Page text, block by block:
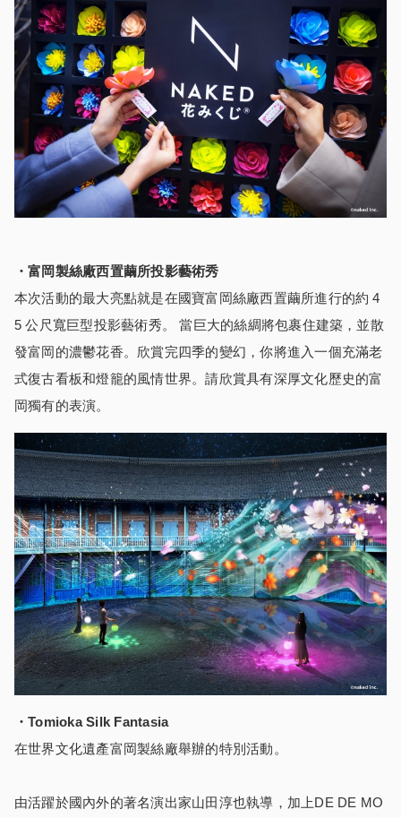
・富岡製絲廠西置繭所投影藝術秀
本次活動的最大亮點就是在國寶富岡絲廠西置繭所進行的約 4
5 公尺寬巨型投影藝術秀。 當巨大的絲綢將包裹住建築，並散
發富岡的濃鬱花香。欣賞完四季的變幻，你將進入一個充滿老
式復古看板和燈籠的風情世界。請欣賞具有深厚文化歷史的富
岡獨有的表演。
・Tomioka Silk Fantasia
在世界文化遺產富岡製絲廠舉辦的特別活動。
由活躍於國內外的著名演出家山田淳也執導，加上DE DE MO